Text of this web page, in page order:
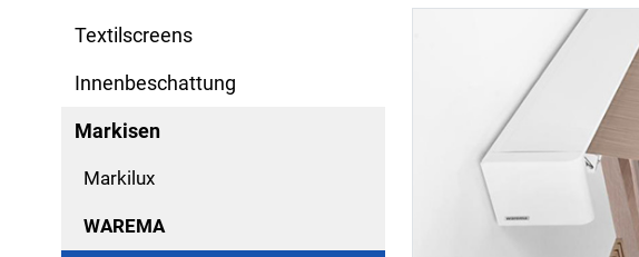
Textilscreens
Innenbeschattung
Markisen
Markilux
WAREMA